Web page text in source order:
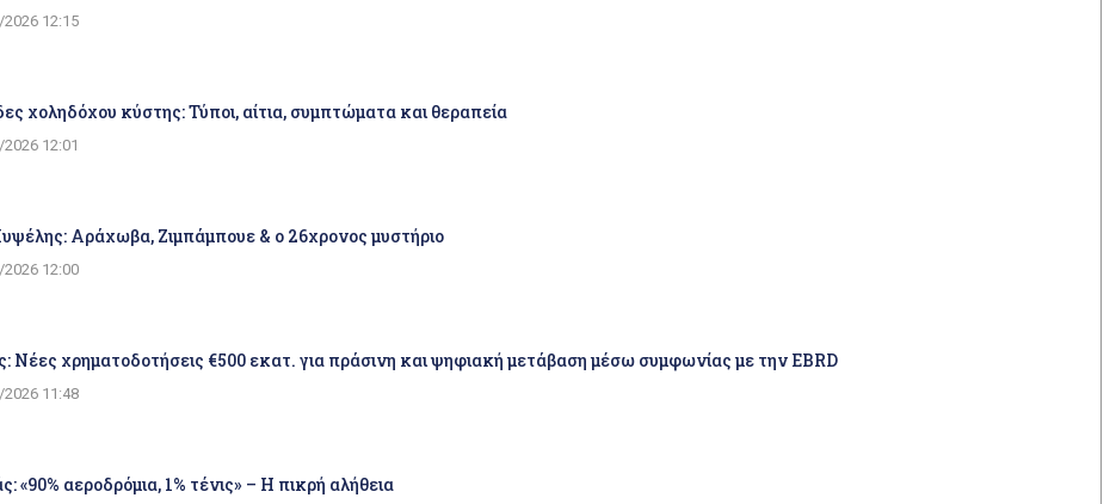
12:15
χοληδόχου κύστης: Τύποι, αίτια, συμπτώματα και θεραπεία
12:01
Αράχωβα, Ζιμπάμπουε & ο 26χρονος μυστήριο
12:00
Νέες χρηματοδοτήσεις €500 εκατ. για πράσινη και ψηφιακή μετάβαση μέσω συμφωνίας με την EBRD
11:48
«90% αεροδρόμια, 1% τένις» – Η πικρή αλήθεια